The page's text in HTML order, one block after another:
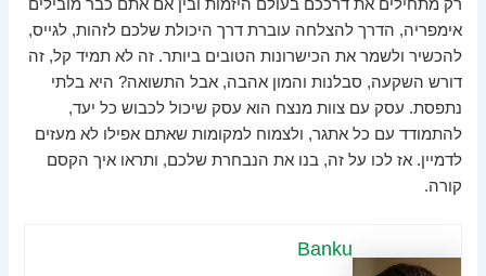
רק מתחילים את דרככם בעולם היזמות ובין אם אתם כבר מובילים
אימפריה, הדרך להצלחה עוברת דרך היכולת שלכם לזהות, לגייס,
להכשיר ולשמר את הכישרונות הטובים ביותר. זה לא תמיד קל, זה
דורש השקעה, סבלנות והמון אהבה, אבל התשואה? היא בלתי
נתפסת. עסק עם צוות מנצח הוא עסק שיכול לכבוש כל יעד,
להתמודד עם כל אתגר, ולצמוח למקומות שאתם אפילו לא מעזים
לדמיין. אז לכו על זה, בנו את הנבחרת שלכם, ותראו איך הקסם
קורה.
Banku